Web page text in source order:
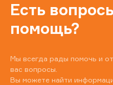
Есть
помощь?
Мы всегда рады помочь и
вас вопросы.
Вы можете найти